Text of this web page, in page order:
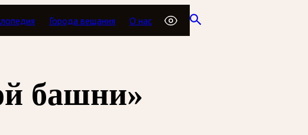
Города вещания О нас
башни»